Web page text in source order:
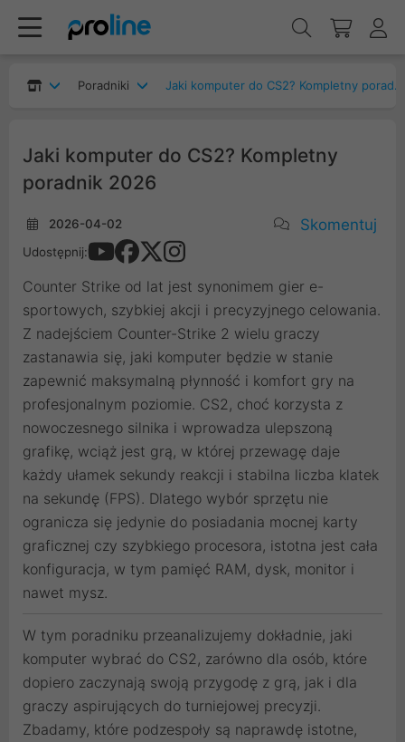
Poradniki Jaki komputer do CS2? Kompletny poradnik 2026
Jaki komputer do CS2? Kompletny
poradnik 2026
2026-04-02 Skomentuj
Udostępnij:
Counter Strike od lat jest synonimem gier e-
sportowych, szybkiej akcji i precyzyjnego celowania.
Z nadejściem Counter-Strike 2 wielu graczy
zastanawia się, jaki komputer będzie w stanie
zapewnić maksymalną płynność i komfort gry na
profesjonalnym poziomie. CS2, choć korzysta z
nowoczesnego silnika i wprowadza ulepszoną
grafikę, wciąż jest grą, w której przewagę daje
każdy ułamek sekundy reakcji i stabilna liczba klatek
na sekundę (FPS). Dlatego wybór sprzętu nie
ogranicza się jedynie do posiadania mocnej karty
graficznej czy szybkiego procesora, istotna jest cała
konfiguracja, w tym pamięć RAM, dysk, monitor i
nawet mysz.
W tym poradniku przeanalizujemy dokładnie, jaki
komputer wybrać do CS2, zarówno dla osób, które
dopiero zaczynają swoją przygodę z grą, jak i dla
graczy aspirujących do turniejowej precyzji.
Zbadamy, które podzespoły są naprawdę istotne,